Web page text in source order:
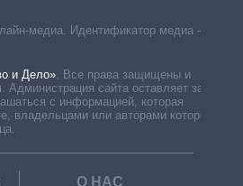
медиа. Идентификатор медиа –
и Дело» Все права защищены и
Администрация сайта оставляет за
с информацией, которая
владельцами или авторами которой
О НАС